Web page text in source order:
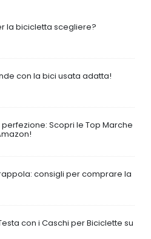
la bicicletta scegliere?
con la bici usata adatta!
Scopri le Top Marche
consigli per comprare la
con i Caschi per Biciclette su